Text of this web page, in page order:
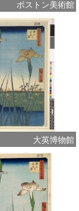
ボストン美術館
大英博物館